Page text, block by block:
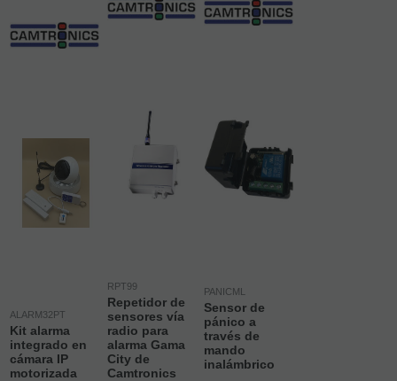
ALARM32PT
Kit alarma
integrado en
cámara IP
motorizada
RPT99
Repetidor de
sensores vía
radio para
alarma Gama
City de
Camtronics
PANICML
Sensor de
pánico a
través de
mando
inalámbrico